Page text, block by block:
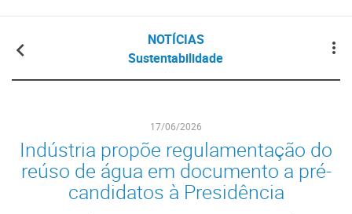
NOTÍCIAS
Sustentabilidade
17/06/2026
Indústria propõe regulamentação do
reúso de água em documento a pré-
candidatos à Presidência